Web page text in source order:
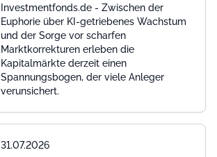
Investmentfonds.de - Zwischen der
Euphorie über KI-getriebenes Wachstum
und der Sorge vor scharfen
Marktkorrekturen erleben die
Kapitalmärkte derzeit einen
Spannungsbogen, der viele Anleger
verunsichert.
31.07.2026